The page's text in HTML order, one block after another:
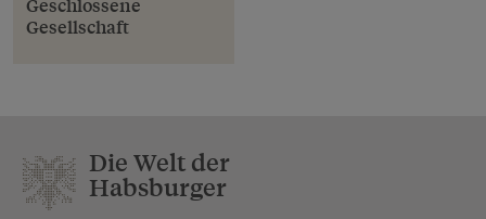
Geschlossene
Gesellschaft
Die Welt der
Habsburger